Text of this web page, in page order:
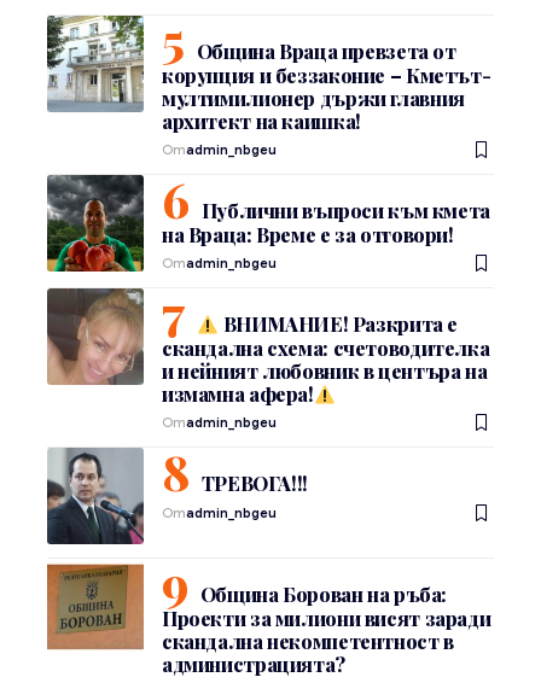
Община Враца превзета от
корупция и беззаконие – Кметът-
мултимилионер държи главния
архитект на каишка!
Отadmin_nbgeu
Публични въпроси към кмета
на Враца: Време е за отговори!
Отadmin_nbgeu
ВНИМАНИЕ! Разкрита е
скандална схема: счетоводителка
и нейният любовник в центъра на
измамна афера!
Отadmin_nbgeu
ТРЕВОГА!!!
Отadmin_nbgeu
Община Борован на ръба:
Проекти за милиони висят заради
скандална некомпетентност в
администрацията?